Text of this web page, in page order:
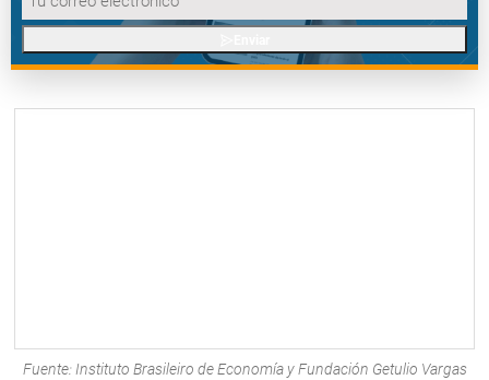
Fuente: Instituto Brasileiro de Economía y Fundación Getulio Vargas